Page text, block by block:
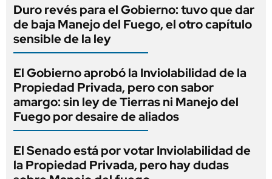
Duro revés para el Gobierno: tuvo que dar
de baja Manejo del Fuego, el otro capítulo
sensible de la ley
El Gobierno aprobó la Inviolabilidad de la
Propiedad Privada, pero con sabor
amargo: sin ley de Tierras ni Manejo del
Fuego por desaire de aliados
El Senado está por votar Inviolabilidad de
la Propiedad Privada, pero hay dudas